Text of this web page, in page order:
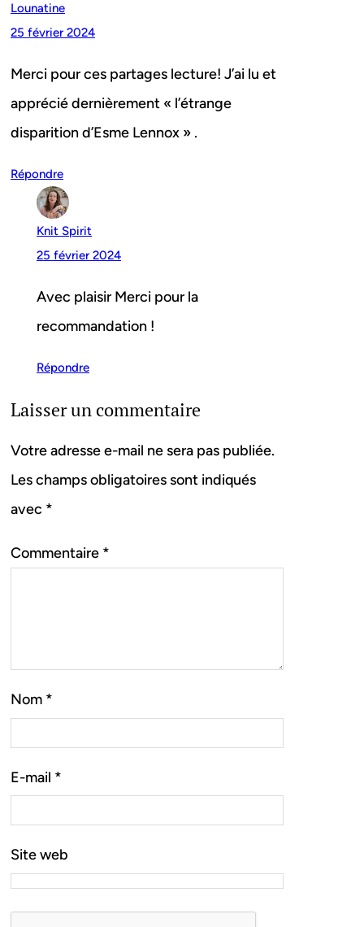
Lounatine
25 février 2024
Merci pour ces partages lecture! J’ai lu et
apprécié dernièrement « l’étrange
disparition d’Esme Lennox » .
Répondre
Knit Spirit
25 février 2024
Avec plaisir Merci pour la
recommandation !
Répondre
Laisser un commentaire
Votre adresse e-mail ne sera pas publiée.
Les champs obligatoires sont indiqués
avec *
Commentaire *
Nom *
E-mail *
Site web